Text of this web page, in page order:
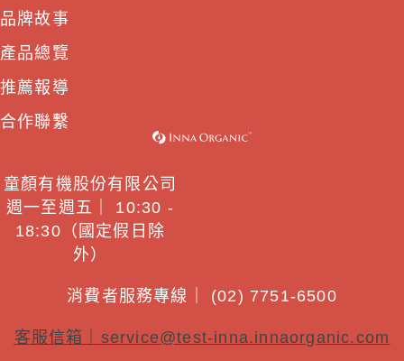
品牌故事
產品總覽
推薦報導
合作聯繫
童顏有機股份有限公司
週一至週五｜ 10:30 -
18:30（國定假日除
外）
消費者服務專線｜ (02) 7751-6500
客服信箱｜ service@test-inna.innaorganic.com